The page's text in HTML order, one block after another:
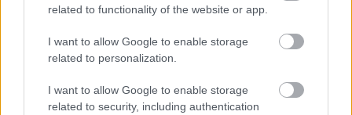
related to functionality of the website or app.
I want to allow Google to enable storage
related to personalization.
I want to allow Google to enable storage
related to security, including authentication